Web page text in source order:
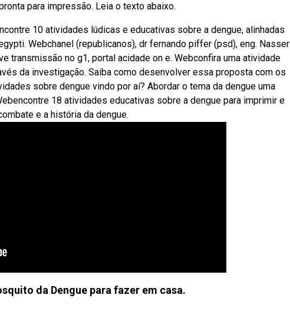
para impressão. Leia o texto abaixo.
10 atividades lúdicas e educativas sobre a dengue, alinhadas
Webchanel (republicanos), dr fernando piffer (psd), eng. Nasser
transmissão no g1, portal acidade on e. Webconfira uma atividade
da investigação. Saiba como desenvolver essa proposta com os
sobre dengue vindo por aí? Abordar o tema da dengue uma
18 atividades educativas sobre a dengue para imprimir e
e a história da dengue.
da Dengue para fazer em casa.